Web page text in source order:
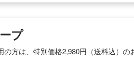
プ
方は、特別価格2,980円（送料込）の